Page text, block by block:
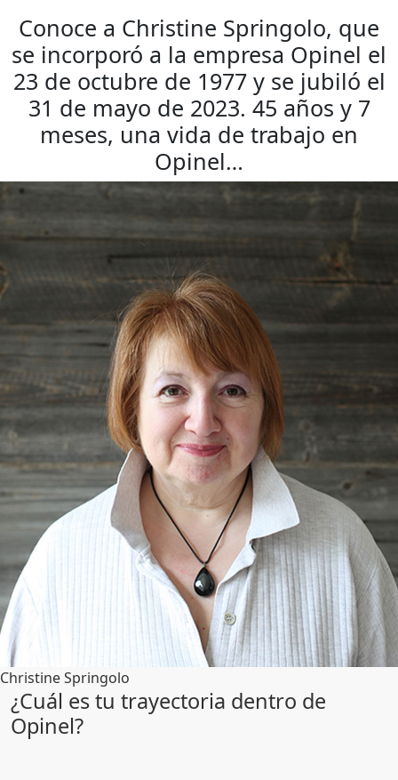
Conoce a Christine Springolo, que
se incorporó a la empresa Opinel el
23 de octubre de 1977 y se jubiló el
31 de mayo de 2023. 45 años y 7
meses, una vida de trabajo en
Opinel…
Christine Springolo
¿Cuál es tu trayectoria dentro de
Opinel?